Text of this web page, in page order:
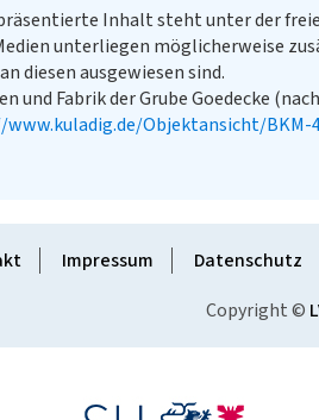
Inhalt steht unter der
unterliegen möglicherweise
diesen ausgewiesen sind.
und Fabrik der Grube Goedecke
Objektansicht/BKM-
Impressum Datenschutz
Copyright ©